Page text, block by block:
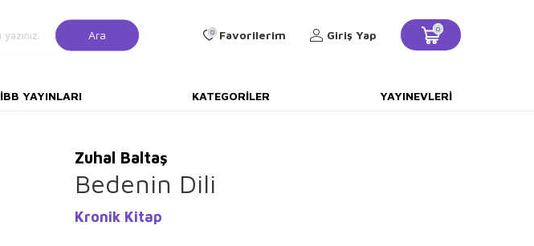
Ara 0 Favorilerim Giriş Yap 0
İBB YAYINLARI KATEGORILER YAYINEVLERI
Zuhal Baltaş
Bedenin Dili
Kronik Kitap